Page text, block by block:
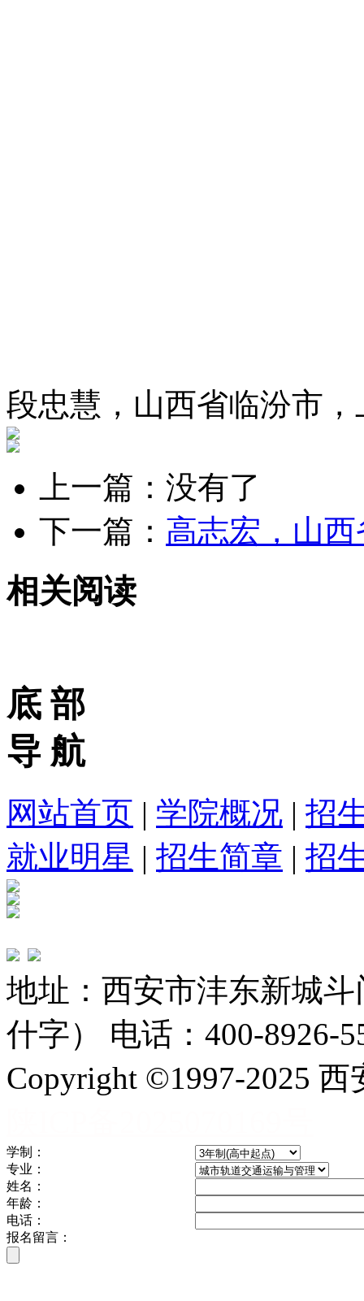
段忠慧，山西省临汾市
上一篇：没有了
下一篇： 高志宏，山
相关阅读
底 部
导 航
网站首页 | 学院概况 | 招
就业明星 | 招生简章 | 招
地址：西安市沣东新城
什字） 电话：400-8926-
Copyright ©1997-2025
学制：
专业：
姓名：
年龄：
电话：
报名留言：